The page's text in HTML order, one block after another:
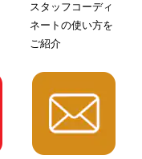
スタッフコーディ
ネートの使い方を
ご紹介